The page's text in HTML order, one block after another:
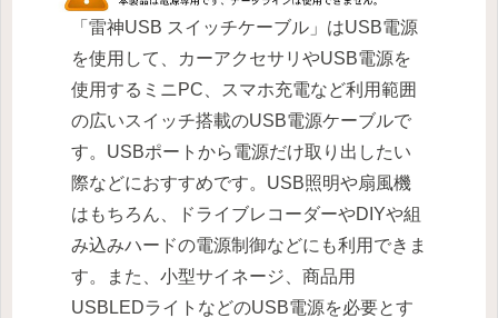
「雷神USB スイッチケーブル」はUSB電源
を使用して、カーアクセサリやUSB電源を
使用するミニPC、スマホ充電など利用範囲
の広いスイッチ搭載のUSB電源ケーブルで
す。USBポートから電源だけ取り出したい
際などにおすすめです。USB照明や扇風機
はもちろん、ドライブレコーダーやDIYや組
み込みハードの電源制御などにも利用できま
す。また、小型サイネージ、商品用
USBLEDライトなどのUSB電源を必要とす